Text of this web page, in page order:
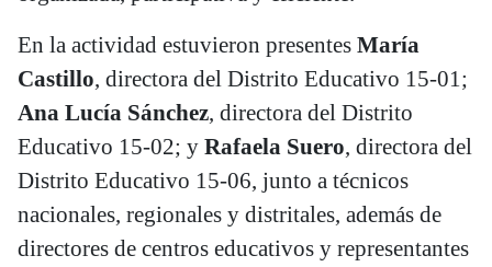
En la actividad estuvieron presentes María
Castillo, directora del Distrito Educativo 15-01;
Ana Lucía Sánchez, directora del Distrito
Educativo 15-02; y Rafaela Suero, directora del
Distrito Educativo 15-06, junto a técnicos
nacionales, regionales y distritales, además de
directores de centros educativos y representantes